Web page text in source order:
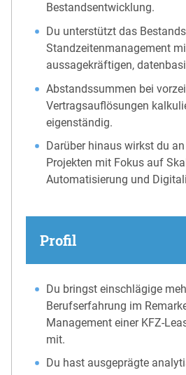
Bestandsentwicklung.
Du unterstützt das
Standzeitenmanagement
aussagekräftigen,
Abstandssummen bei
Vertragsauflösungen
eigenständig.
Darüber hinaus wirkst du
Projekten mit Fokus auf
Automatisierung und
Profil
Du bringst einschlägige
Berufserfahrung im
Management einer KFZ-
mit.
Du hast ausgeprägte